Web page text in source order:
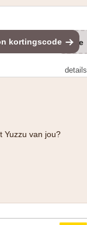
kortingscode (ge
details
Yuzzu van jou?